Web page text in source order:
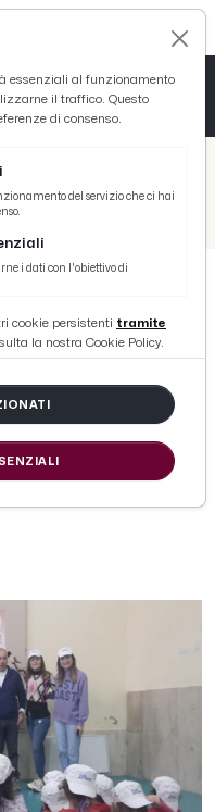
Sport indispensabile per i più piccoli”
Asterix.
capitale
per i
essenziali al funzionamento
il traffico. Questo
di consenso.
del servizio che ci hai
i dati con l'obiettivo di
cookie persistenti tramite
la nostra Cookie Policy.